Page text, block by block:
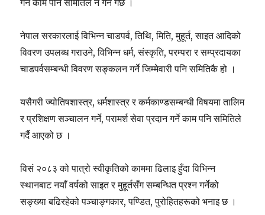
गर्ने काम पनि समितिले नै गर्ने गर्छ ।
नेपाल सरकारलाई विभिन्न चाडपर्व, तिथि, मिति, मुहूर्त, साइत आदिको
विवरण उपलब्ध गराउने, विभिन्न धर्म, संस्कृति, परम्परा र सम्प्रदायका
चाडपर्वसम्बन्धी विवरण सङ्कलन गर्ने जिम्मेवारी पनि समितिकै हो ।
यसैगरी ज्योतिषशास्त्र, धर्मशास्त्र र कर्मकाण्डसम्बन्धी विषयमा तालिम
र प्रशिक्षण सञ्चालन गर्ने, परामर्श सेवा प्रदान गर्ने काम पनि समितिले
गर्दै आएको छ ।
विसं २०८३ को पात्रो स्वीकृतिको काममा ढिलाइ हुँदा विभिन्न
स्थानबाट नयाँ वर्षको साइत र मुहूर्तसँग सम्बन्धित प्रश्न गर्नेको
सङ्ख्या बढिरहेको पञ्चाङ्गकार, पण्डित, पुरोहितहरूको भनाइ छ ।